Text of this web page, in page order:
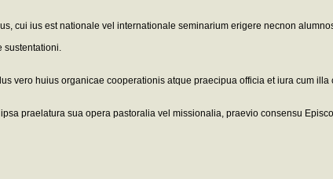
cui ius est nationale vel internationale seminarium erigere necnon
huius organicae cooperationis atque praecipua officia et iura cum illa
praelatura sua opera pastoralia vel missionalia, praevio consensu